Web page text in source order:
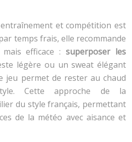
et compétition est
temps frais, elle recommande
mais efficace :superposer les
légère ou un sweat élégant
jeu permet de rester au chaud
Cette approche de la
du style français, permettant
de la météo avec aisance et